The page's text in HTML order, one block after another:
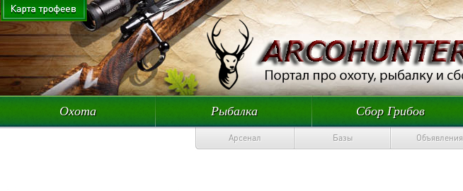
Охота Рыбалка Сбор Грибов
Арсенал Базы Объявления